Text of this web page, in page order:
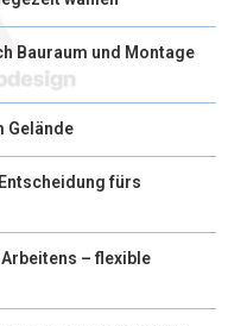
Bauraum und Montage
Gelände
fürs
– flexible